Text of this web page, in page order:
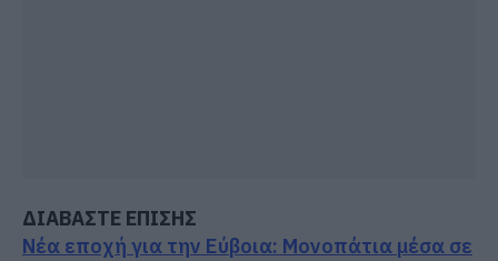
ΔΙΑΒΑΣΤΕ ΕΠΙΣΗΣ
Νέα εποχή για την Εύβοια: Μονοπάτια μέσα σε